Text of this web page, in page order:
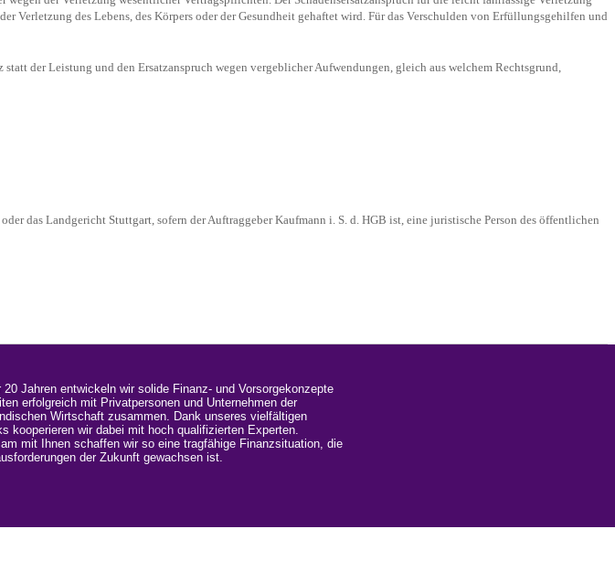
Verletzung des Lebens, des Körpers oder der Gesundheit gehaftet wird. Für das Verschulden von Erfüllungsgehilfen und
der Leistung und den Ersatzanspruch wegen vergeblicher Aufwendungen, gleich aus welchem Rechtsgrund,
das Landgericht Stuttgart, sofern der Auftraggeber Kaufmann i. S. d. HGB ist, eine juristische Person des öffentlichen
20 Jahren entwickeln wir solide Finanz- und Vorsorgekonzepte
erfolgreich mit Privatpersonen und Unternehmen der
Wirtschaft zusammen. Dank unseres vielfältigen
kooperieren wir dabei mit hoch qualifizierten Experten.
mit Ihnen schaffen wir so eine tragfähige Finanzsituation, die
der Zukunft gewachsen ist.